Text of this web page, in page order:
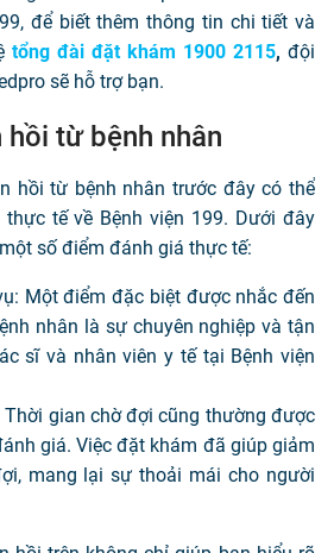
để biết thêm thông tin chi tiết và
tổng đài đặt khám 1900 2115, đội
sẽ hỗ trợ bạn.
từ bệnh nhân
hồi từ bệnh nhân trước đây có thể
tế về Bệnh viện 199. Dưới đây
số điểm đánh giá thực tế:
Một điểm đặc biệt được nhắc đến
nhân là sự chuyên nghiệp và tận
sĩ và nhân viên y tế tại Bệnh viện
gian chờ đợi cũng thường được
giá. Việc đặt khám đã giúp giảm
mang lại sự thoải mái cho người